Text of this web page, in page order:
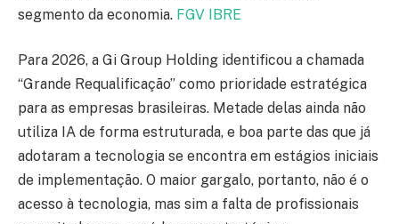
segmento da economia. FGV IBRE
Para 2026, a Gi Group Holding identificou a chamada
“Grande Requalificação” como prioridade estratégica
para as empresas brasileiras. Metade delas ainda não
utiliza IA de forma estruturada, e boa parte das que já
adotaram a tecnologia se encontra em estágios iniciais
de implementação. O maior gargalo, portanto, não é o
acesso à tecnologia, mas sim a falta de profissionais